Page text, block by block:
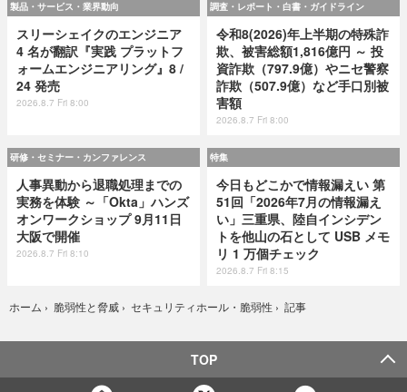
製品・サービス・業界動向
スリーシェイクのエンジニア
4 名が翻訳『実践 プラットフ
ォームエンジニアリング』8 /
24 発売
2026.8.7 Fri 8:00
調査・レポート・白書・ガイドライン
令和8(2026)年上半期の特殊詐
欺、被害総額1,816億円 ～ 投
資詐欺（797.9億）やニセ警察
詐欺（507.9億）など手口別被
害額
2026.8.7 Fri 8:00
研修・セミナー・カンファレンス
人事異動から退職処理までの
実務を体験 ～「Okta」ハンズ
オンワークショップ 9月11日
大阪で開催
2026.8.7 Fri 8:10
特集
今日もどこかで情報漏えい 第
51回「2026年7月の情報漏え
い」三重県、陸自インシデン
トを他山の石として USB メモ
リ 1 万個チェック
2026.8.7 Fri 8:15
ホーム › 脆弱性と脅威 › セキュリティホール・脆弱性 › 記事
TOP